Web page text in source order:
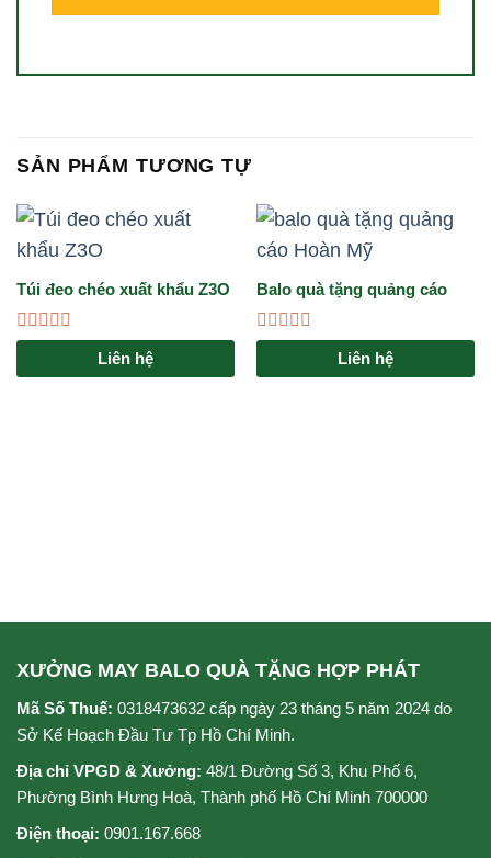
SẢN PHẨM TƯƠNG TỰ
Túi đeo chéo xuất khẩu Z3O
Được
hạng
Liên hệ
Balo quà tặng quảng cáo
Hoàn Mỹ
Được
hạng
Liên hệ
XƯỞNG MAY BALO QUÀ TẶNG HỢP PHÁT
Mã Số Thuế: 0318473632 cấp ngày 23 tháng 5 năm 2024 do
Sở Kế Hoạch Đầu Tư Tp Hồ Chí Minh.
Địa chỉ VPGD & Xưởng: 48/1 Đường Số 3, Khu Phố 6,
Phường Bình Hưng Hoà, Thành phố Hồ Chí Minh 700000
Điện thoại: 0901.167.668